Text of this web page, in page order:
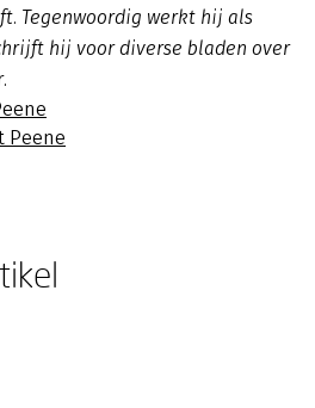
Tegenwoordig werkt hij als
hij voor diverse bladen over
Peene